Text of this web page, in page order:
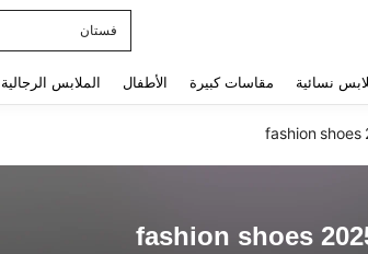
فستان
نسائية مقاسات كبيرة الأطفال الملابس الرجالية
fashion shoes
fashion shoes